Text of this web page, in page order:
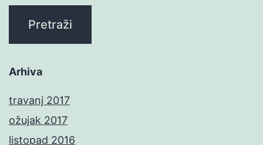
Arhiva
travanj 2017
ožujak 2017
listopad 2016